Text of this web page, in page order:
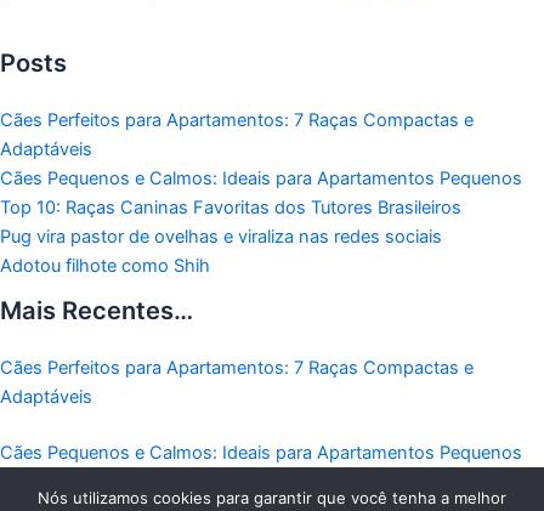
Posts
Cães Perfeitos para Apartamentos: 7 Raças Compactas e
Adaptáveis
Cães Pequenos e Calmos: Ideais para Apartamentos Pequenos
Top 10: Raças Caninas Favoritas dos Tutores Brasileiros
Pug vira pastor de ovelhas e viraliza nas redes sociais
Adotou filhote como Shih
Mais Recentes…
Cães Perfeitos para Apartamentos: 7 Raças Compactas e
Adaptáveis
Cães Pequenos e Calmos: Ideais para Apartamentos Pequenos
Nós utilizamos cookies para garantir que você tenha a melhor